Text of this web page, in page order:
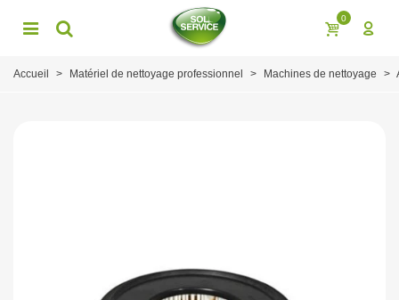
0
Accueil > Matériel de nettoyage professionnel > Machines de nettoyage >